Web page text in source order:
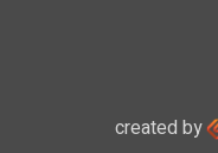
created by